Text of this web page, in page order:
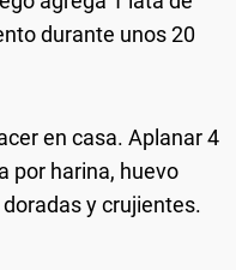
durante unos 20
en casa. Aplanar 4
por harina, huevo
y crujientes.